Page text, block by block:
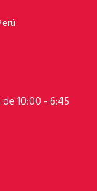
10:00 - 6:45